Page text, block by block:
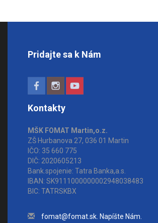
Pridajte sa k Nám
Kontakty
MŠK FOMAT Martin,o.z.
ZŠ Hurbanova 27, 036 01 Martin
IČO: 35 660 775
DIČ: 2020605213
Bank.spojenie: Tatra Banka,a.s.
IBAN: SK9111000000002948038483
BIC: TATRSKBX
fomat@fomat.sk. Napíšte Nám.